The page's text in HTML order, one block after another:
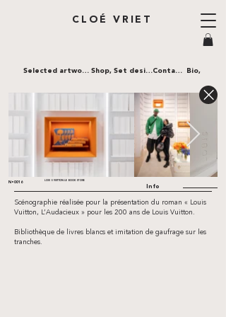
CLOÉ VRIET
Contact,
Selected artworks, Shop, Set design, Bio,
N•0016 LOUIS VUITTON LE BOOK STORE
Info
Scénographie réalisée pour la présentation du roman « Louis
Vuitton, L’Audacieux » pour les 200 ans de Louis Vuitton.
Bibliothèque de livres blancs et imitation de gaufrage sur les
tranches.